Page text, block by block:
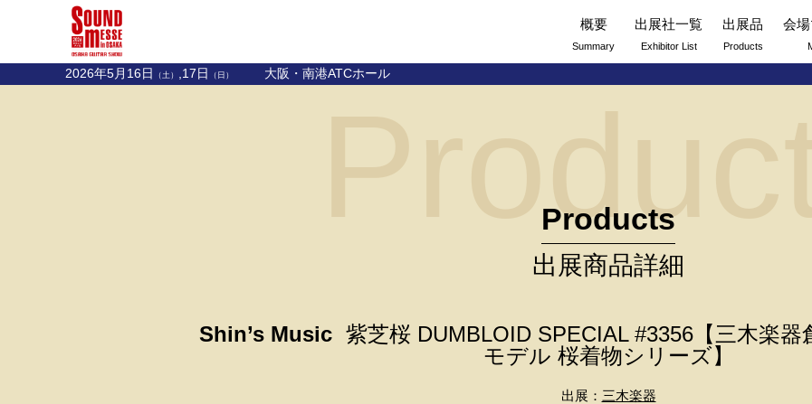
概要
Summary
出展社一覧
Exhibitor List
出展品
Products
会
2026年5月16日 （土） ,17日 （日） 大阪・南港ATCホール
Products
出展商品詳細
Shin’s Music 紫芝桜 DUMBLOID SPECIAL #3356【三木楽器
モデル 桜着物シリーズ】
出展： 三木楽器